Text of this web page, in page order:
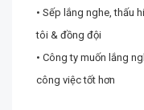
• Sếp lắng nghe, thấu
tôi & đồng đội
• Công ty muốn lắng
công việc tốt hơn